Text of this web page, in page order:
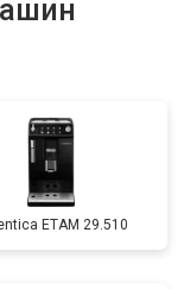
ETAM 29.510